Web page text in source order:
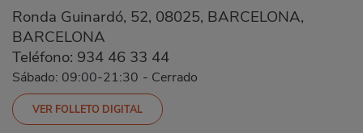
Ronda Guinardó, 52, 08025, BARCELONA,
BARCELONA
Teléfono: 934 46 33 44
Sábado: 09:00-21:30 - Cerrado
VER FOLLETO DIGITAL